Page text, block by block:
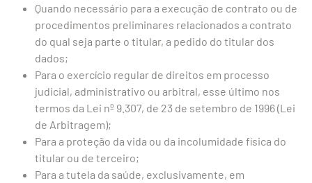
Quando necessário para a execução de contrato ou de
procedimentos preliminares relacionados a contrato
do qual seja parte o titular, a pedido do titular dos
dados;
Para o exercício regular de direitos em processo
judicial, administrativo ou arbitral, esse último nos
termos da Lei nº 9.307, de 23 de setembro de 1996 (Lei
de Arbitragem);
Para a proteção da vida ou da incolumidade física do
titular ou de terceiro;
Para a tutela da saúde, exclusivamente, em